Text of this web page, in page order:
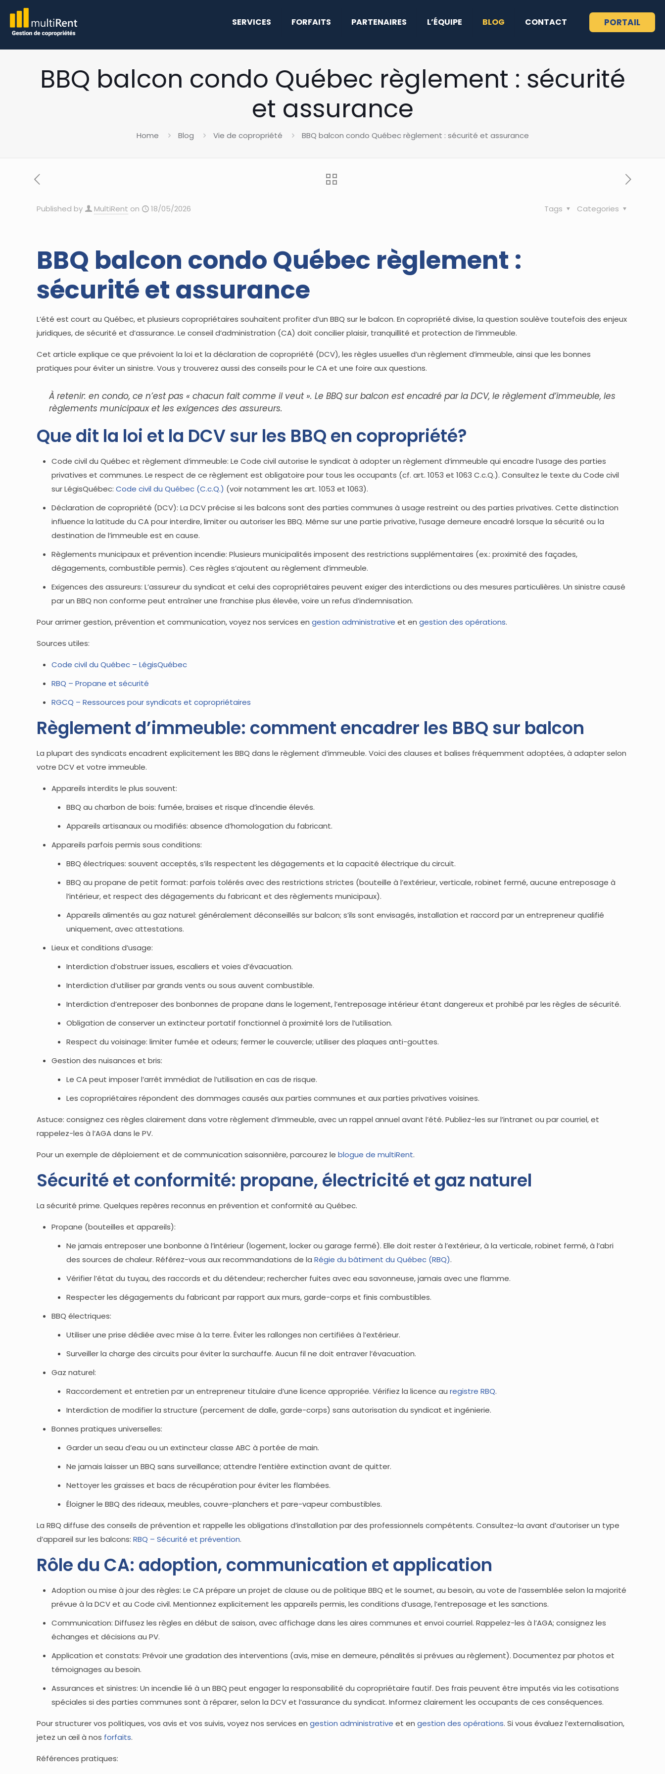
SERVICES FORFAITS PARTENAIRES L’ÉQUIPE BLOG CONTACT PORTAIL
BBQ balcon condo Québec règlement : sécurité
et assurance
Home Blog Vie de copropriété BBQ balcon condo Québec règlement : sécurité et assurance
Published by MultiRent on 18/05/2026 Categories
Tags
BBQ balcon condo Québec règlement :
sécurité et assurance
L’été est court au Québec, et plusieurs copropriétaires souhaitent profiter d’un BBQ sur le balcon. En copropriété divise, la question soulève toutefois des enjeux
juridiques, de sécurité et d’assurance. Le conseil d’administration (CA) doit concilier plaisir, tranquillité et protection de l’immeuble.
Cet article explique ce que prévoient la loi et la déclaration de copropriété (DCV), les règles usuelles d’un règlement d’immeuble, ainsi que les bonnes
pratiques pour éviter un sinistre. Vous y trouverez aussi des conseils pour le CA et une foire aux questions.
À retenir: en condo, ce n’est pas « chacun fait comme il veut ». Le BBQ sur balcon est encadré par la DCV, le règlement d’immeuble, les
règlements municipaux et les exigences des assureurs.
Que dit la loi et la DCV sur les BBQ en copropriété?
Code civil du Québec et règlement d’immeuble: Le Code civil autorise le syndicat à adopter un règlement d’immeuble qui encadre l’usage des parties
privatives et communes. Le respect de ce règlement est obligatoire pour tous les occupants (cf. art. 1053 et 1063 C.c.Q.). Consultez le texte du Code civil
sur LégisQuébec:Code civil du Québec (C.c.Q.) (voir notamment les art. 1053 et 1063).
Déclaration de copropriété (DCV): La DCV précise si les balcons sont des parties communes à usage restreint ou des parties privatives. Cette distinction
influence la latitude du CA pour interdire, limiter ou autoriser les BBQ. Même sur une partie privative, l’usage demeure encadré lorsque la sécurité ou la
destination de l’immeuble est en cause.
Règlements municipaux et prévention incendie: Plusieurs municipalités imposent des restrictions supplémentaires (ex.: proximité des façades,
dégagements, combustible permis). Ces règles s’ajoutent au règlement d’immeuble.
Exigences des assureurs: L’assureur du syndicat et celui des copropriétaires peuvent exiger des interdictions ou des mesures particulières. Un sinistre causé
par un BBQ non conforme peut entraîner une franchise plus élevée, voire un refus d’indemnisation.
Pour arrimer gestion, prévention et communication, voyez nos services engestion administrative et engestion des opérations.
Sources utiles:
Code civil du Québec – LégisQuébec
RBQ – Propane et sécurité
RGCQ – Ressources pour syndicats et copropriétaires
Règlement d’immeuble: comment encadrer les BBQ sur balcon
La plupart des syndicats encadrent explicitement les BBQ dans le règlement d’immeuble. Voici des clauses et balises fréquemment adoptées, à adapter selon
votre DCV et votre immeuble.
Appareils interdits le plus souvent:
BBQ au charbon de bois: fumée, braises et risque d’incendie élevés.
Appareils artisanaux ou modifiés: absence d’homologation du fabricant.
Appareils parfois permis sous conditions:
BBQ électriques: souvent acceptés, s’ils respectent les dégagements et la capacité électrique du circuit.
BBQ au propane de petit format: parfois tolérés avec des restrictions strictes (bouteille à l’extérieur, verticale, robinet fermé, aucune entreposage à
l’intérieur, et respect des dégagements du fabricant et des règlements municipaux).
Appareils alimentés au gaz naturel: généralement déconseillés sur balcon; s’ils sont envisagés, installation et raccord par un entrepreneur qualifié
uniquement, avec attestations.
Lieux et conditions d’usage:
Interdiction d’obstruer issues, escaliers et voies d’évacuation.
Interdiction d’utiliser par grands vents ou sous auvent combustible.
Interdiction d’entreposer des bonbonnes de propane dans le logement, l’entreposage intérieur étant dangereux et prohibé par les règles de sécurité.
Obligation de conserver un extincteur portatif fonctionnel à proximité lors de l’utilisation.
Respect du voisinage: limiter fumée et odeurs; fermer le couvercle; utiliser des plaques anti-gouttes.
Gestion des nuisances et bris:
Le CA peut imposer l’arrêt immédiat de l’utilisation en cas de risque.
Les copropriétaires répondent des dommages causés aux parties communes et aux parties privatives voisines.
Astuce: consignez ces règles clairement dans votre règlement d’immeuble, avec un rappel annuel avant l’été. Publiez-les sur l’intranet ou par courriel, et
rappelez-les à l’AGA dans le PV.
Pour un exemple de déploiement et de communication saisonnière, parcourez leblogue de multiRent.
Sécurité et conformité: propane, électricité et gaz naturel
La sécurité prime. Quelques repères reconnus en prévention et conformité au Québec.
Propane (bouteilles et appareils):
Ne jamais entreposer une bonbonne à l’intérieur (logement, locker ou garage fermé). Elle doit rester à l’extérieur, à la verticale, robinet fermé, à l’abri
des sources de chaleur. Référez-vous aux recommandations de laRégie du bâtiment du Québec (RBQ).
Vérifier l’état du tuyau, des raccords et du détendeur; rechercher fuites avec eau savonneuse, jamais avec une flamme.
Respecter les dégagements du fabricant par rapport aux murs, garde-corps et finis combustibles.
BBQ électriques:
Utiliser une prise dédiée avec mise à la terre. Éviter les rallonges non certifiées à l’extérieur.
Surveiller la charge des circuits pour éviter la surchauffe. Aucun fil ne doit entraver l’évacuation.
Gaz naturel:
Raccordement et entretien par un entrepreneur titulaire d’une licence appropriée. Vérifiez la licence auregistre RBQ.
Interdiction de modifier la structure (percement de dalle, garde-corps) sans autorisation du syndicat et ingénierie.
Bonnes pratiques universelles:
Garder un seau d’eau ou un extincteur classe ABC à portée de main.
Ne jamais laisser un BBQ sans surveillance; attendre l’entière extinction avant de quitter.
Nettoyer les graisses et bacs de récupération pour éviter les flambées.
Éloigner le BBQ des rideaux, meubles, couvre-planchers et pare-vapeur combustibles.
La RBQ diffuse des conseils de prévention et rappelle les obligations d’installation par des professionnels compétents. Consultez-la avant d’autoriser un type
d’appareil sur les balcons:RBQ – Sécurité et prévention.
Rôle du CA: adoption, communication et application
Adoption ou mise à jour des règles: Le CA prépare un projet de clause ou de politique BBQ et le soumet, au besoin, au vote de l’assemblée selon la majorité
prévue à la DCV et au Code civil. Mentionnez explicitement les appareils permis, les conditions d’usage, l’entreposage et les sanctions.
Communication: Diffusez les règles en début de saison, avec affichage dans les aires communes et envoi courriel. Rappelez-les à l’AGA; consignez les
échanges et décisions au PV.
Application et constats: Prévoir une gradation des interventions (avis, mise en demeure, pénalités si prévues au règlement). Documentez par photos et
témoignages au besoin.
Assurances et sinistres: Un incendie lié à un BBQ peut engager la responsabilité du copropriétaire fautif. Des frais peuvent être imputés via les cotisations
spéciales si des parties communes sont à réparer, selon la DCV et l’assurance du syndicat. Informez clairement les occupants de ces conséquences.
Pour structurer vos politiques, vos avis et vos suivis, voyez nos services engestion administrative et engestion des opérations. Si vous évaluez l’externalisation,
jetez un œil à nos forfaits.
Références pratiques: